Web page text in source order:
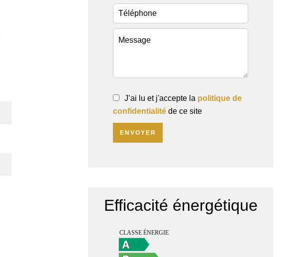
J’ai lu et j'accepte la politique de
confidentialité de ce site
ENVOYER
Efficacité énergétique